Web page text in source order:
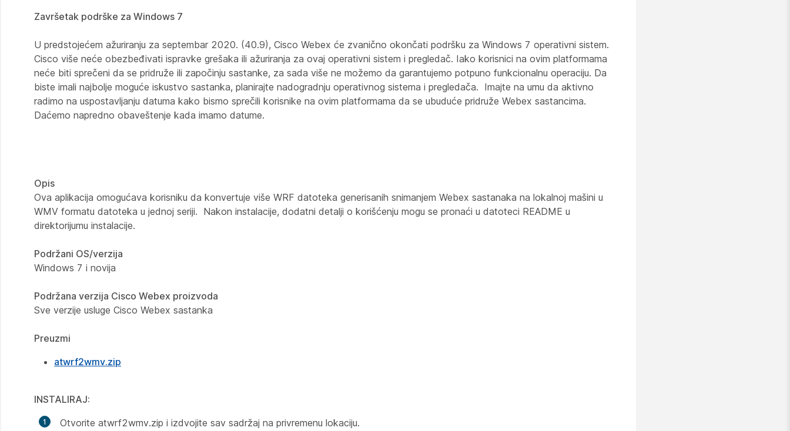
Završetak podrške za Windows 7
U predstojećem ažuriranju za septembar 2020. (40.9), Cisco Webex će zvanično okončati podršku za Windows 7 operativni sistem.
Cisco više neće obezbeđivati ispravke grešaka ili ažuriranja za ovaj operativni sistem i pregledač. Iako korisnici na ovim platformama
neće biti sprečeni da se pridruže ili započinju sastanke, za sada više ne možemo da garantujemo potpuno funkcionalnu operaciju. Da
biste imali najbolje moguće iskustvo sastanka, planirajte nadogradnju operativnog sistema i pregledača. Imajte na umu da aktivno
radimo na uspostavljanju datuma kako bismo sprečili korisnike na ovim platformama da se ubuduće pridruže Webex sastancima.
Daćemo napredno obaveštenje kada imamo datume.
Opis
Ova aplikacija omogućava korisniku da konvertuje više WRF datoteka generisanih snimanjem Webex sastanaka na lokalnoj mašini u
WMV formatu datoteka u jednoj seriji. Nakon instalacije, dodatni detalji o korišćenju mogu se pronaći u datoteci README u
direktorijumu instalacije.
Podržani OS/verzija
Windows 7 i novija
Podržana verzija Cisco Webex proizvoda
Sve verzije usluge Cisco Webex sastanka
Preuzmi
atwrf2wmv.zip
INSTALIRAJ:
Otvorite atwrf2wmv.zip i izdvojite sav sadržaj na privremenu lokaciju.